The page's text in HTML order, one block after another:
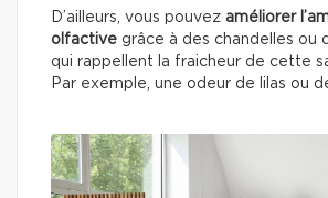
D’ailleurs, vous pouvez améliorer
olfactive grâce à des chandelles ou
qui rappellent la fraicheur de cette
Par exemple, une odeur de lilas ou